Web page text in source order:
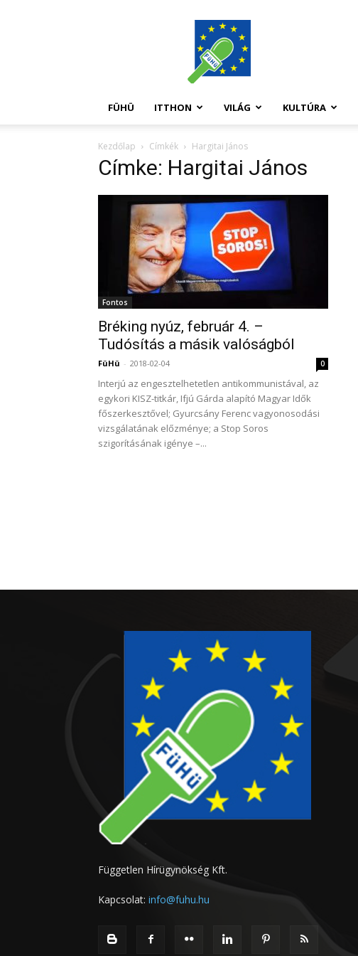
FüHü
FÜHÜ ITTHON VILÁG KULTÚRA
Kezdőlap Címkék Hargitai János
Címke: Hargitai János
Fontos
Bréking nyúz, február 4. –
Tudósítás a másik valóságból
FüHü - 2018-02-04 0
Interjú az engesztelhetetlen antikommunistával, az
egykori KISZ-titkár, Ifjú Gárda alapító Magyar Idők
főszerkesztővel; Gyurcsány Ferenc vagyonosodási
vizsgálatának előzménye; a Stop Soros
szigorításának igénye –...
Független Hírügynökség Kft.
Kapcsolat: info@fuhu.hu